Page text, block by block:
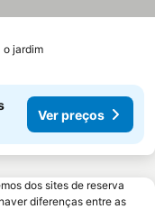
o jardimVer preços
Ver preços
dos sites de reserva
diferenças entre as